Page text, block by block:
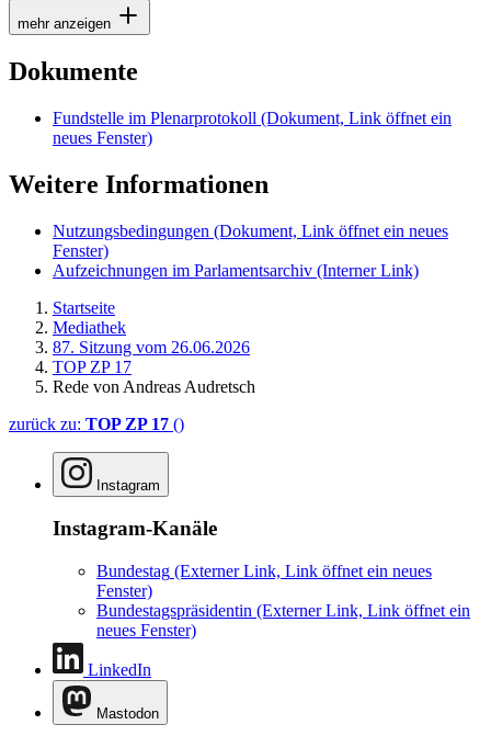
mehr anzeigen
Dokumente
Fundstelle im Plenarprotokoll (Dokument, Link öffnet ein
neues Fenster)
Weitere Informationen
Nutzungsbedingungen (Dokument, Link öffnet ein neues
Fenster)
Aufzeichnungen im Parlamentsarchiv (Interner Link)
Startseite
Mediathek
87. Sitzung vom 26.06.2026
TOP ZP 17
Rede von Andreas Audretsch
zurück zu: TOP ZP 17 ()
Instagram
Instagram-Kanäle
Bundestag (Externer Link, Link öffnet ein neues
Fenster)
Bundestagspräsidentin (Externer Link, Link öffnet ein
neues Fenster)
LinkedIn
Mastodon